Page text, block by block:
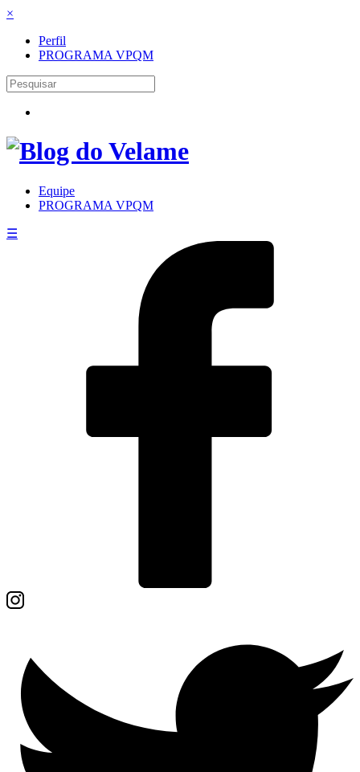
×
Perfil
PROGRAMA VPQM
Equipe
PROGRAMA VPQM
☰